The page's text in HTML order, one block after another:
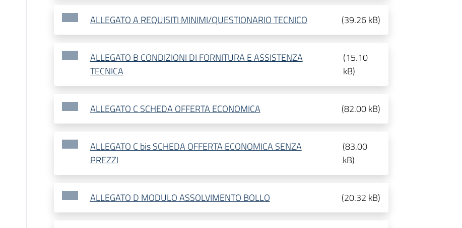
ALLEGATO A REQUISITI MINIMI/QUESTIONARIO TECNICO (39.26 kB)
ALLEGATO B CONDIZIONI DI FORNITURA E ASSISTENZA
TECNICA
(15.10
kB)
ALLEGATO C SCHEDA OFFERTA ECONOMICA (82.00 kB)
ALLEGATO C bis SCHEDA OFFERTA ECONOMICA SENZA
PREZZI
(83.00
kB)
ALLEGATO D MODULO ASSOLVIMENTO BOLLO (20.32 kB)